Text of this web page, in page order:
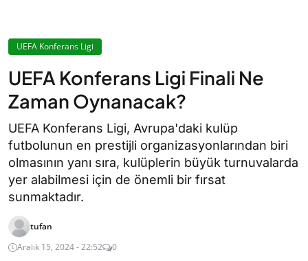
UEFA Konferans Ligi
UEFA Konferans Ligi Finali Ne
Zaman Oynanacak?
UEFA Konferans Ligi, Avrupa'daki kulüp
futbolunun en prestijli organizasyonlarından biri
olmasının yanı sıra, kulüplerin büyük turnuvalarda
yer alabilmesi için de önemli bir fırsat
sunmaktadır.
tufan
Aralık 15, 2024 - 22:52
0